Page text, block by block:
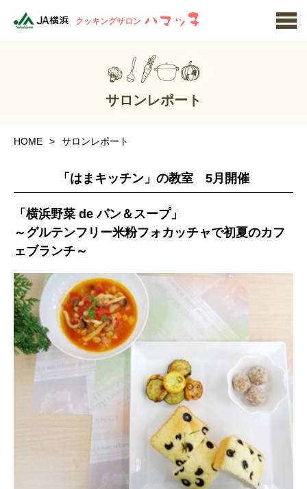
クッキングサロン
サロンレポート
HOME サロンレポート
「はまキッチン」の教室 5月開催
「横浜野菜 de パン＆スープ」
～グルテンフリー米粉フォカッチャで初夏のカフ
ェブランチ～